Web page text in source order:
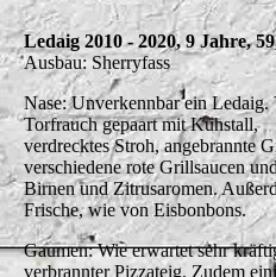
Ledaig 2010 - 2020, 9 Jahre,
Ausbau: Sherryfass
Nase: Unverkennbar ein Ledaig.
Torfrauch gepaart mit Kuhstall,
verdrecktes Stroh, angebrannte
verschiedene rote Grillsaucen
Birnen und Zitrusaromen.
Frische, wie von Eisbonbons.
Gaumen: Wie erwartet sehr
verbrannter Pizzateig. Zudem